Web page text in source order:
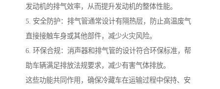
发动机的排气效率，从而提升发动机的整体性能。
5. 安全防护：排气管通常设计有隔热层，防止高温废气
直接接触车身或其他部件，减少火灾风险。
6. 环保合规：消声器和排气管的设计符合环保标准，帮
助车辆满足排放法规要求，减少有害气体排放。
这些功能共同作用，确保冷藏车在运输过程中保持、安